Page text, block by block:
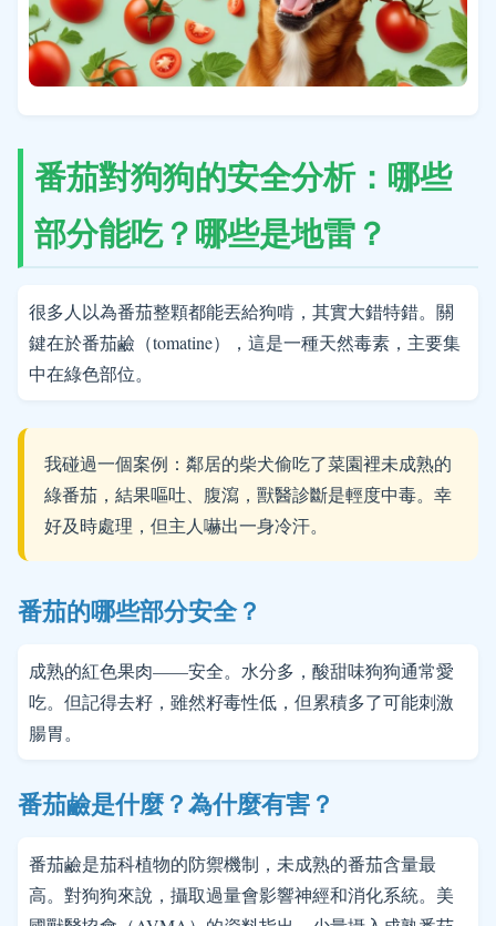
番茄對狗狗的安全分析：哪些
部分能吃？哪些是地雷？
很多人以為番茄整顆都能丟給狗啃，其實大錯特錯。關
鍵在於番茄鹼（tomatine），這是一種天然毒素，主要集
中在綠色部位。
我碰過一個案例：鄰居的柴犬偷吃了菜園裡未成熟的
綠番茄，結果嘔吐、腹瀉，獸醫診斷是輕度中毒。幸
好及時處理，但主人嚇出一身冷汗。
番茄的哪些部分安全？
成熟的紅色果肉——安全。水分多，酸甜味狗狗通常愛
吃。但記得去籽，雖然籽毒性低，但累積多了可能刺激
腸胃。
番茄鹼是什麼？為什麼有害？
番茄鹼是茄科植物的防禦機制，未成熟的番茄含量最
高。對狗狗來說，攝取過量會影響神經和消化系統。美